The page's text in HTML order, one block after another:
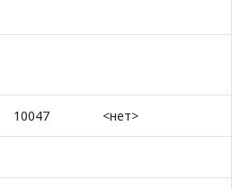
10047 <нет>